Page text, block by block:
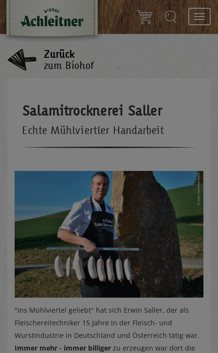
Zurück
zum Biohof
Salamitrocknerei Saller
Echte Mühlviertler Handarbeit
"Ins Mühlviertel geliebt" hat sich Erwin Saller, der als
Fleischereitechniker 15 Jahre in der Fleisch- und
Wurstindustrie in Deutschland und Österreich tätig war.
Immer mehr - immer billiger zu erzeugen war dort die